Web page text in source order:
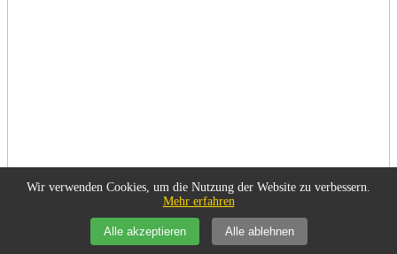
Wir verwenden Cookies, um die Nutzung der Website zu verbessern.
Mehr erfahren
Alle akzeptieren Alle ablehnen
Unterhaltung/Kultur